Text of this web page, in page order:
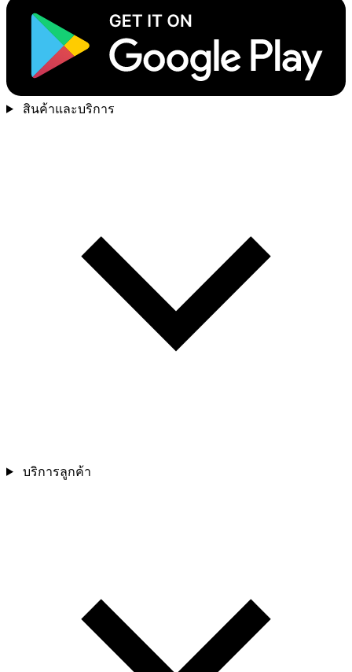
สินค้าและบริการ
บริการลูกค้า